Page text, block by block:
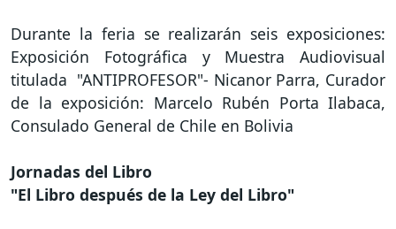
Durante la feria se realizarán seis exposiciones:
Exposición Fotográfica y Muestra Audiovisual
titulada "ANTIPROFESOR"- Nicanor Parra, Curador
de la exposición: Marcelo Rubén Porta Ilabaca,
Consulado General de Chile en Bolivia
Jornadas del Libro
"El Libro después de la Ley del Libro"